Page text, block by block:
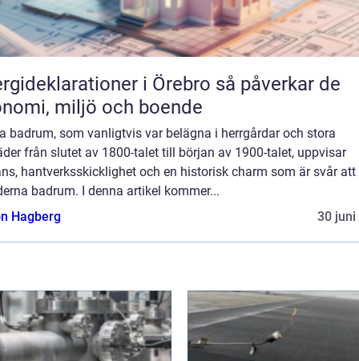
i Örebro så påverkar de
miljö och boende
badrum, som vanligtvis var belägna i herrgårdar och stora
från slutet av 1800-talet till början av 1900-talet, uppvisar
hantverksskicklighet och en historisk charm som är svår
badrum. I denna artikel kommer...
Hagberg
30 juni